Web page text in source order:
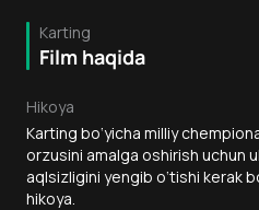
Karting
Film haqida
Hikoya
Karting bo‘yicha milliy
orzusini amalga oshirish uchun
aqlsizligini yengib o‘tishi kerak
hikoya.